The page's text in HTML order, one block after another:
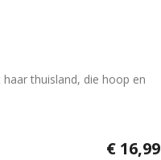
thuisland, die hoop en
€ 16,99